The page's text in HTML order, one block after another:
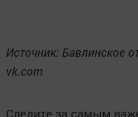
Источник: Бавлинское
vk.com
Следите за самым